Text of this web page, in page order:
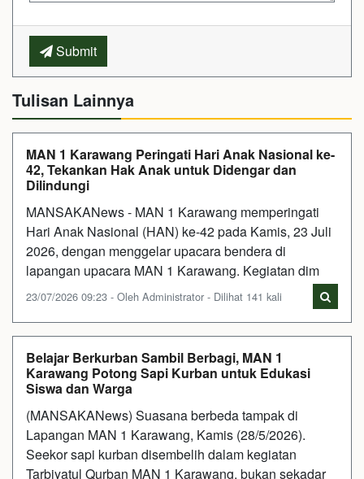
Submit
Tulisan Lainnya
MAN 1 Karawang Peringati Hari Anak Nasional ke-
42, Tekankan Hak Anak untuk Didengar dan
Dilindungi
MANSAKANews - MAN 1 Karawang memperingati
Hari Anak Nasional (HAN) ke-42 pada Kamis, 23 Juli
2026, dengan menggelar upacara bendera di
lapangan upacara MAN 1 Karawang. Kegiatan dim
23/07/2026 09:23 - Oleh Administrator - Dilihat 141 kali
Belajar Berkurban Sambil Berbagi, MAN 1
Karawang Potong Sapi Kurban untuk Edukasi
Siswa dan Warga
(MANSAKANews) Suasana berbeda tampak di
Lapangan MAN 1 Karawang, Kamis (28/5/2026).
Seekor sapi kurban disembelih dalam kegiatan
Tarbiyatul Qurban MAN 1 Karawang, bukan sekadar